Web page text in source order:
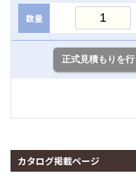
数量
カタログ掲載ページ